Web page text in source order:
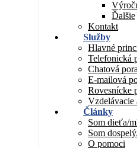
Ďalšie
Kontakt
Služby
Hlavné
Telefonická
Chatová
E-mailová
Rovesnícke
Články
Som dieťa/
Som
O pomoci